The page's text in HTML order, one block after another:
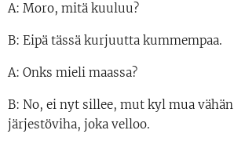
A: Moro, mitä kuuluu?
B: Eipä tässä kurjuutta kummempaa.
A: Onks mieli maassa?
B: No, ei nyt sillee, mut kyl mua
järjestöviha, joka velloo.